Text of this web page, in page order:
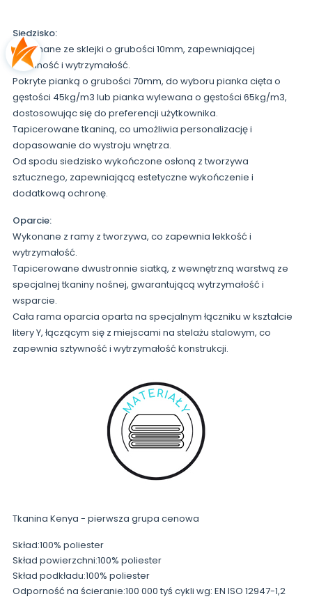
Siedzisko:
Wykonane ze sklejki o grubości 10mm, zapewniającej
stabilność i wytrzymałość.
Pokryte pianką o grubości 70mm, do wyboru pianka cięta o
gęstości 45kg/m3 lub pianka wylewana o gęstości 65kg/m3,
dostosowując się do preferencji użytkownika.
Tapicerowane tkaniną, co umożliwia personalizację i
dopasowanie do wystroju wnętrza.
Od spodu siedzisko wykończone osłoną z tworzywa
sztucznego, zapewniającą estetyczne wykończenie i
dodatkową ochronę.
Oparcie:
Wykonane z ramy z tworzywa, co zapewnia lekkość i
wytrzymałość.
Tapicerowane dwustronnie siatką, z wewnętrzną warstwą ze
specjalnej tkaniny nośnej, gwarantującą wytrzymałość i
wsparcie.
Cała rama oparcia oparta na specjalnym łączniku w kształcie
litery Y, łączącym się z miejscami na stelażu stalowym, co
zapewnia sztywność i wytrzymałość konstrukcji.
Tkanina Kenya - pierwsza grupa cenowa
Skład:100% poliester
Skład powierzchni:100% poliester
Skład podkładu:100% poliester
Odporność na ścieranie:100 000 tyś cykli wg: EN ISO 12947-1,2